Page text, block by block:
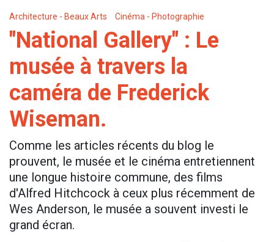
Architecture - Beaux Arts Cinéma - Photographie
"National Gallery" : Le
musée à travers la
caméra de Frederick
Wiseman.
Comme les articles récents du blog le
prouvent, le musée et le cinéma entretiennent
une longue histoire commune, des films
d'Alfred Hitchcock à ceux plus récemment de
Wes Anderson, le musée a souvent investi le
grand écran.